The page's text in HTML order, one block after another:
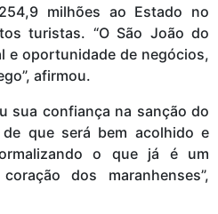
milhões ao Estado no
turistas. “O São João do
e oportunidade de negócios,
afirmou.
sua confiança na sanção do
que será bem acolhido e
o que já é um
dos maranhenses”,